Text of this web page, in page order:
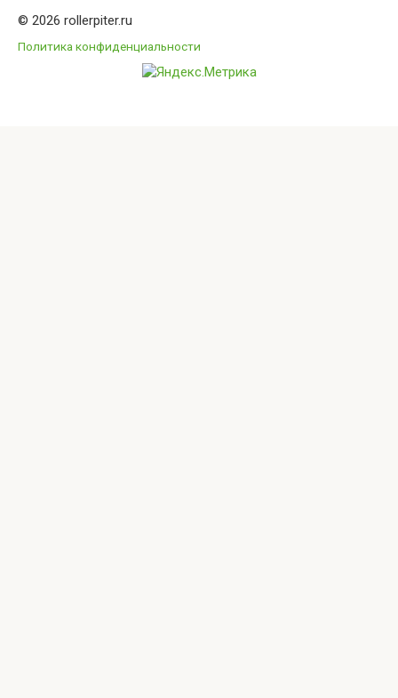
© 2026 rollerpiter.ru
Политика конфиденциальности